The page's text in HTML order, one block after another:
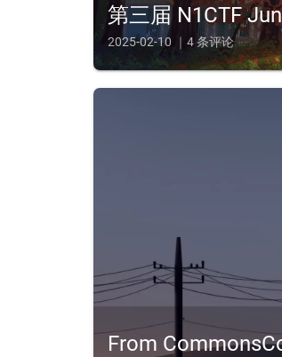
第三届 N1CTF
2025-02-10 ｜4 条评论
From